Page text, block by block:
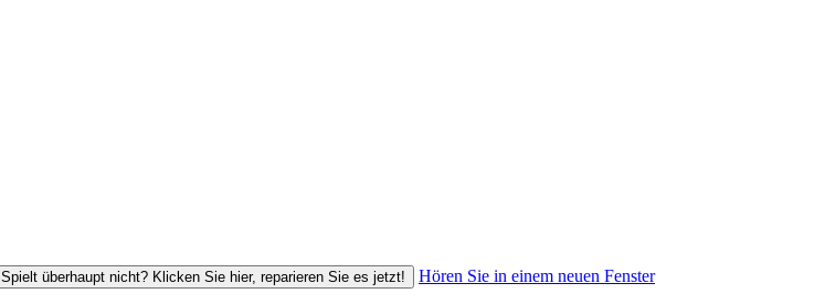
Spielt überhaupt nicht? Klicken Sie hier, reparieren Sie es jetzt! Hören Sie in einem neuen Fenster